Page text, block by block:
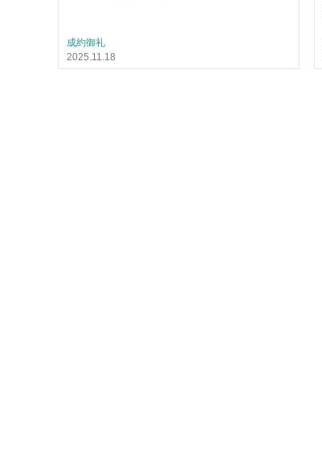
成約御礼
2025.11.18